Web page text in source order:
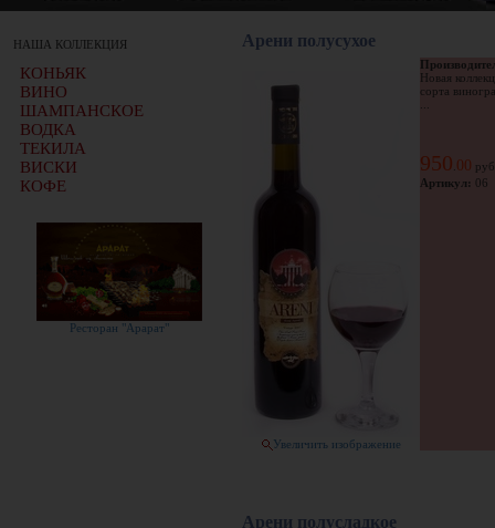
НАША КОЛЛЕКЦИЯ
КОНЬЯК
ВИНО
ШАМПАНСКОЕ
ВОДКА
ТЕКИЛА
ВИСКИ
КОФЕ
Ресторан "Арарат"
Арени полусухое
Увеличить изображение
Новая
сорта
950 00
Артикул: 06
Арени полусладкое